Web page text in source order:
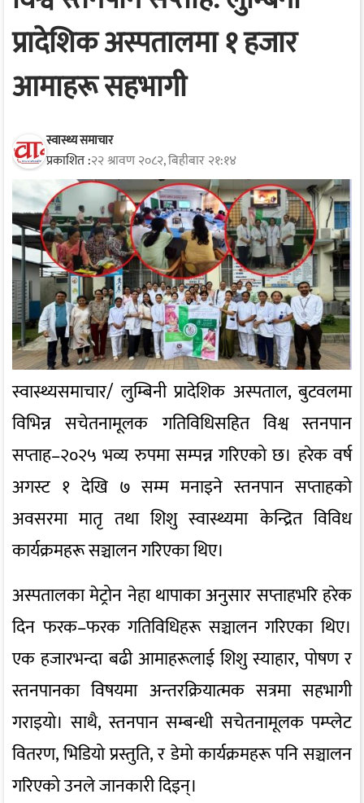
प्रादेशिक अस्पतालमा १ हजार
आमाहरू सहभागी
स्वास्थ्य समाचार
प्रकाशित :२२ श्रावण २०८२, बिहीबार २१:१४
स्वास्थ्यसमाचार/ लुम्बिनी प्रादेशिक अस्पताल, बुटवलमा
विभिन्न सचेतनामूलक गतिविधिसहित विश्व स्तनपान
सप्ताह–२०२५ भव्य रुपमा सम्पन्न गरिएको छ। हरेक वर्ष
अगस्ट १ देखि ७ सम्म मनाइने स्तनपान सप्ताहको
अवसरमा मातृ तथा शिशु स्वास्थ्यमा केन्द्रित विविध
कार्यक्रमहरू सञ्चालन गरिएका थिए।
अस्पतालका मेट्रोन नेहा थापाका अनुसार सप्ताहभरि हरेक
दिन फरक–फरक गतिविधिहरू सञ्चालन गरिएका थिए।
एक हजारभन्दा बढी आमाहरूलाई शिशु स्याहार, पोषण र
स्तनपानका विषयमा अन्तरक्रियात्मक सत्रमा सहभागी
गराइयो। साथै, स्तनपान सम्बन्धी सचेतनामूलक पम्प्लेट
वितरण, भिडियो प्रस्तुति, र डेमो कार्यक्रमहरू पनि सञ्चालन
गरिएको उनले जानकारी दिइन्।